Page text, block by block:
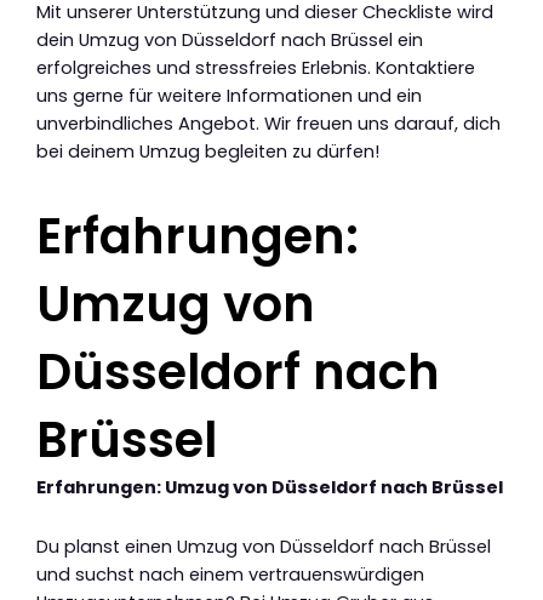
Mit unserer Unterstützung und dieser Checkliste wird
dein Umzug von Düsseldorf nach Brüssel ein
erfolgreiches und stressfreies Erlebnis. Kontaktiere
uns gerne für weitere Informationen und ein
unverbindliches Angebot. Wir freuen uns darauf, dich
bei deinem Umzug begleiten zu dürfen!
Erfahrungen:
Umzug von
Düsseldorf nach
Brüssel
Erfahrungen: Umzug von Düsseldorf nach Brüssel
Du planst einen Umzug von Düsseldorf nach Brüssel
und suchst nach einem vertrauenswürdigen